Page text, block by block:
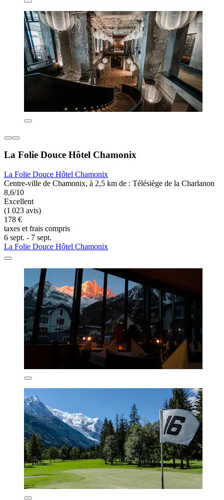
La Folie Douce Hôtel Chamonix
La Folie Douce Hôtel Chamonix
Centre-ville de Chamonix, à 2,5 km de : Télésiège de la Charlanon
8,6/10
Excellent
(1 023 avis)
178 €
taxes et frais compris
6 sept. - 7 sept.
La Folie Douce Hôtel Chamonix